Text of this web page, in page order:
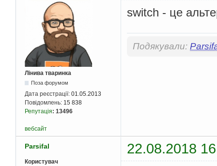
}
}
}
for
(int
Лінива тваринка
Поза форумом
Дата реєстрації: 01.05.2013
Повідомлень: 15 838
Репутація: 13496
switch - це
Подякували:
вебсайт
Parsifal 22.08.2018
Користувач